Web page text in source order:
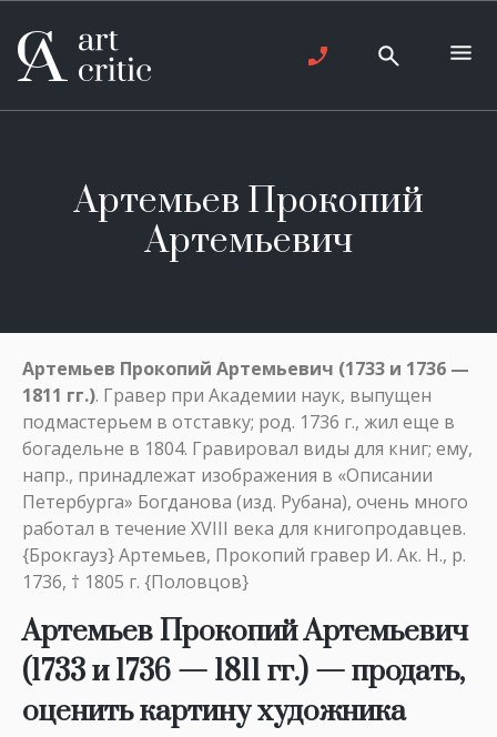
Артемьев Прокопий
Артемьевич
Артемьев Прокопий Артемьевич (1733 и 1736 —
1811 гг.). Гравер при Академии наук, выпущен
подмастерьем в отставку; род. 1736 г., жил еще в
богадельне в 1804. Гравировал виды для книг; ему,
напр., принадлежат изображения в «Описании
Петербурга» Богданова (изд. Рубана), очень много
работал в течение XVIII века для книгопродавцев.
{Брокгауз} Артемьев, Прокопий гравер И. Ак. Н., р.
1736, † 1805 г. {Половцов}
Артемьев Прокопий Артемьевич
(1733 и 1736 — 1811 гг.) — продать,
оценить картину художника